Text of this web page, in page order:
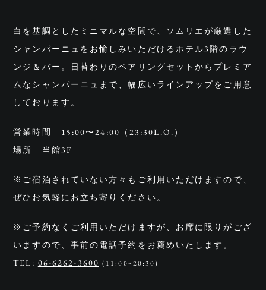
白を基調としたミニマルな空間で、ソムリエが厳選した
シャンパーニュをお愉しみいただけるホテル3階のラウ
ンジ＆バー。日替わりのペアリングセットからプレミア
ムなシャンパーニュまで、幅広いラインアップをご用意
しております。
営業時間 15:00〜24:00（23:30L.O.）
場所 当館3F
※ご宿泊されていない方々もご利用いただけますので、
ぜひお気軽にお立ち寄りください。
※ご予約なくご利用いただけますが、お席に限りがござ
いますので、事前の電話予約をお薦めいたします。
TEL: 06-6262-3600 (11:00~20:30)